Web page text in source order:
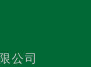
公司